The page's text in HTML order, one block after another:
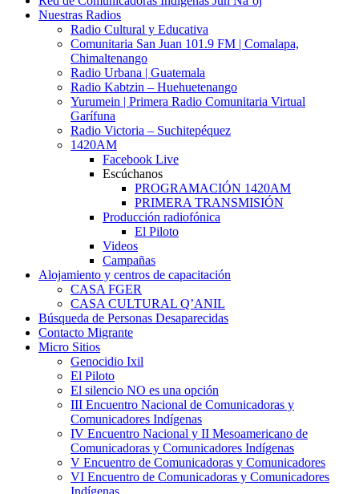
Nuestras Radios
Radio Cultural y Educativa
Comunitaria San Juan 101.9 FM | Comalapa,
Chimaltenango
Radio Urbana | Guatemala
Radio Kabtzin – Huehuetenango
Yurumein | Primera Radio Comunitaria Virtual
Garífuna
Radio Victoria – Suchitepéquez
1420AM
Facebook Live
Escúchanos
PROGRAMACIÓN 1420AM
PRIMERA TRANSMISIÓN
Producción radiofónica
El Piloto
Videos
Campañas
Alojamiento y centros de capacitación
CASA FGER
CASA CULTURAL Q’ANIL
Búsqueda de Personas Desaparecidas
Contacto Migrante
Micro Sitios
Genocidio Ixil
El Piloto
El silencio NO es una opción
III Encuentro Nacional de Comunicadoras y
Comunicadores Indígenas
IV Encuentro Nacional y II Mesoamericano de
Comunicadoras y Comunicadores Indígenas
V Encuentro de Comunicadoras y Comunicadores
VI Encuentro de Comunicadoras y Comunicadores